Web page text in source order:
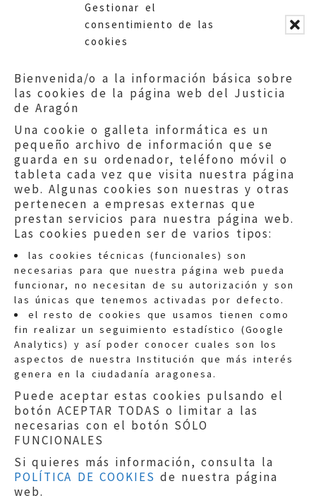
Gestionar el
consentimiento de las
cookies
Bienvenida/o a la información básica sobre
las cookies de la página web del Justicia
de Aragón
Una cookie o galleta informática es un
pequeño archivo de información que se
guarda en su ordenador, teléfono móvil o
tableta cada vez que visita nuestra página
web. Algunas cookies son nuestras y otras
pertenecen a empresas externas que
prestan servicios para nuestra página web.
Las cookies pueden ser de varios tipos:
las cookies técnicas (funcionales) son
necesarias para que nuestra página web pueda
funcionar, no necesitan de su autorización y son
las únicas que tenemos activadas por defecto.
el resto de cookies que usamos tienen como
fin realizar un seguimiento estadístico (Google
Analytics) y así poder conocer cuales son los
aspectos de nuestra Institución que más interés
genera en la ciudadanía aragonesa.
Puede aceptar estas cookies pulsando el
botón ACEPTAR TODAS o limitar a las
necesarias con el botón SÓLO
FUNCIONALES
Si quieres más información, consulta la
POLÍTICA DE COOKIES de nuestra página
web.
Departamento de Educación
Quejas:quejas@eljusticiadearagon.es
Información general:
informacion@eljusticiadearagon.es
Teléfonos:900 210 210/
Aviso legal|Política de privacidad|